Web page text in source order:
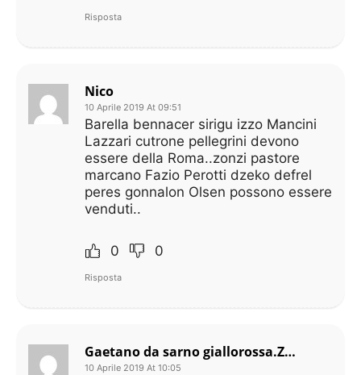
Risposta
Nico
10 Aprile 2019 At 09:51
Barella bennacer sirigu izzo Mancini
Lazzari cutrone pellegrini devono
essere della Roma..zonzi pastore
marcano Fazio Perotti dzeko defrel
peres gonnalon Olsen possono essere
venduti..
0 0
Risposta
Gaetano da sarno giallorossa.ZANIOLO NON SI TOCCA
10 Aprile 2019 At 10:05